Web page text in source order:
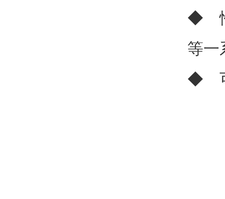
◆ 性
等一
◆ 可